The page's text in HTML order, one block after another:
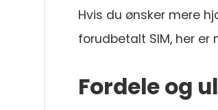
Hvis du ønsker mere
forudbetalt SIM, her
Fordele og